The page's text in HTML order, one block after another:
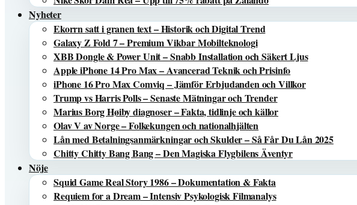
Nyheter
Ekorrn satt i granen text – Historik och Digital Trend
Galaxy Z Fold 7 – Premium Vikbar Mobilteknologi
XBB Dongle & Power Unit – Snabb Installation och Säkert Ljus
Apple iPhone 14 Pro Max – Avancerad Teknik och Prisinfo
iPhone 16 Pro Max Comviq – Jämför Erbjudanden och Villkor
Trump vs Harris Polls – Senaste Mätningar och Trender
Marius Borg Høiby diagnoser – Fakta, tidlinje och källor
Olav V av Norge – Folkekungen och nationalhjälten
Lån med Betalningsanmärkningar och Skulder – Så Får Du Lån 2025
Chitty Chitty Bang Bang – Den Magiska Flygbilens Äventyr
Nöje
Squid Game Real Story 1986 – Dokumentation & Fakta
Requiem for a Dream – Intensiv Psykologisk Filmanalys